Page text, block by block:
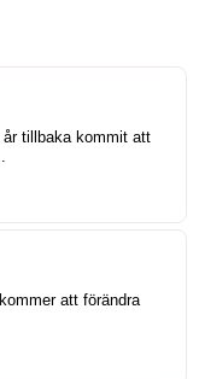
år tillbaka kommit att
att förändra